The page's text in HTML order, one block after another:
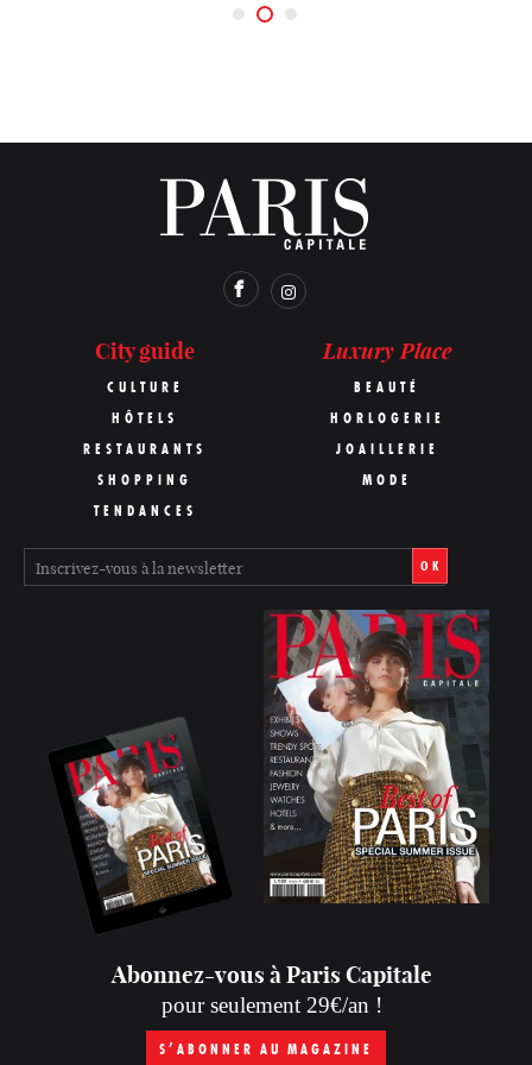
City guide
CULTURE
HÔTELS
RESTAURANTS
SHOPPING
TENDANCES
Luxury Place
BEAUTÉ
HORLOGERIE
JOAILLERIE
MODE
OK
Abonnez-vous à Paris Capitale
pour seulement 29€/an !
S’ABONNER AU MAGAZINE